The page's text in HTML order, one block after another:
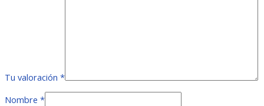
Tu valoración *
Nombre *